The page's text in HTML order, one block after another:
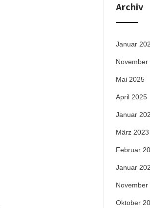
Archiv
Januar
November
Mai 2025
April 2025
Januar
März 2023
Februar
Januar
November
Oktober